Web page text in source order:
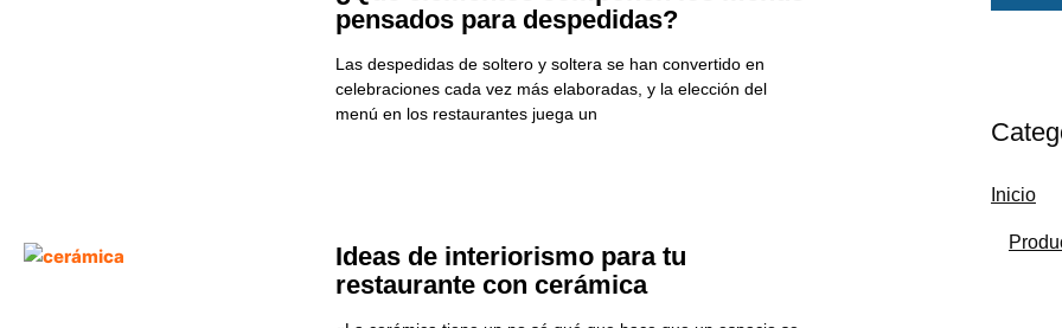
pensados para despedidas?
Las despedidas de soltero y soltera se han convertido en
celebraciones cada vez más elaboradas, y la elección del
menú en los restaurantes juega un
Ideas de interiorismo para tu
restaurante con cerámica
Inicio